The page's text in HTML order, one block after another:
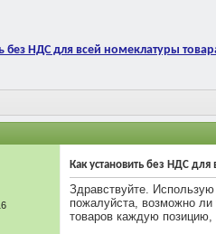
без НДС для всей номеклатуры
Как установить без НДС
Здравствуйте.
пожалуйста, возможно
товаров каждую позицию,